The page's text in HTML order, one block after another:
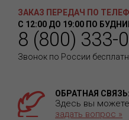
ЗАКАЗ ПЕРЕДАЧ ПО
С 12:00 ДО 19:00 ПО
8 (800) 333-
Звонок по России
ОБРАТНАЯ СВЯЗЬ:
Здесь вы можете
задать вопрос »